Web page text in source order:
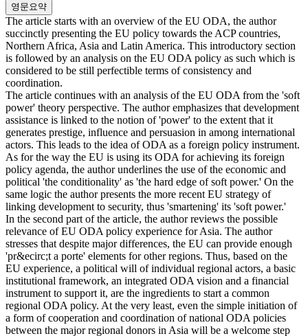
영문요약
The article starts with an overview of the EU ODA, the author
succinctly presenting the EU policy towards the ACP countries,
Northern Africa, Asia and Latin America. This introductory section
is followed by an analysis on the EU ODA policy as such which is
considered to be still perfectible terms of consistency and
coordination.
The article continues with an analysis of the EU ODA from the 'soft
power' theory perspective. The author emphasizes that development
assistance is linked to the notion of 'power' to the extent that it
generates prestige, influence and persuasion in among international
actors. This leads to the idea of ODA as a foreign policy instrument.
As for the way the EU is using its ODA for achieving its foreign
policy agenda, the author underlines the use of the economic and
political 'the conditionality' as 'the hard edge of soft power.' On the
same logic the author presents the more recent EU strategy of
linking development to security, thus 'smartening' its 'soft power.'
In the second part of the article, the author reviews the possible
relevance of EU ODA policy experience for Asia. The author
stresses that despite major differences, the EU can provide enough
'pr&ecirc;t a porte' elements for other regions. Thus, based on the
EU experience, a political will of individual regional actors, a basic
institutional framework, an integrated ODA vision and a financial
instrument to support it, are the ingredients to start a common
regional ODA policy. At the very least, even the simple initiation of
a form of cooperation and coordination of national ODA policies
between the major regional donors in Asia will be a welcome step